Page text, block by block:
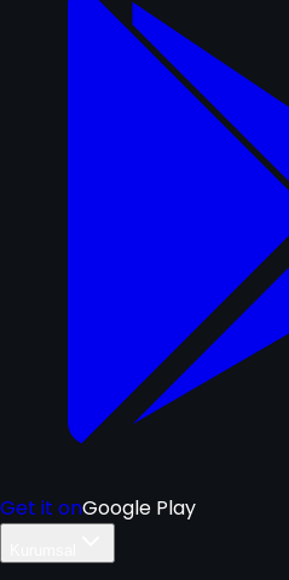
Get it onGoogle Play